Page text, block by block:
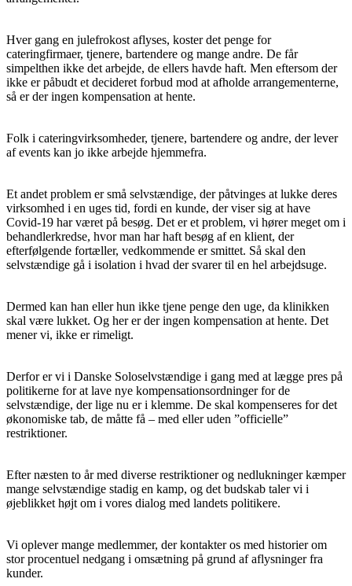
Hver gang en julefrokost aflyses, koster det penge for
cateringfirmaer, tjenere, bartendere og mange andre. De får
simpelthen ikke det arbejde, de ellers havde haft. Men eftersom der
ikke er påbudt et decideret forbud mod at afholde arrangementerne,
så er der ingen kompensation at hente.
Folk i cateringvirksomheder, tjenere, bartendere og andre, der lever
af events kan jo ikke arbejde hjemmefra.
Et andet problem er små selvstændige, der påtvinges at lukke deres
virksomhed i en uges tid, fordi en kunde, der viser sig at have
Covid-19 har været på besøg. Det er et problem, vi hører meget om i
behandlerkredse, hvor man har haft besøg af en klient, der
efterfølgende fortæller, vedkommende er smittet. Så skal den
selvstændige gå i isolation i hvad der svarer til en hel arbejdsuge.
Dermed kan han eller hun ikke tjene penge den uge, da klinikken
skal være lukket. Og her er der ingen kompensation at hente. Det
mener vi, ikke er rimeligt.
Derfor er vi i Danske Soloselvstændige i gang med at lægge pres på
politikerne for at lave nye kompensationsordninger for de
selvstændige, der lige nu er i klemme. De skal kompenseres for det
økonomiske tab, de måtte få – med eller uden ”officielle”
restriktioner.
Efter næsten to år med diverse restriktioner og nedlukninger kæmper
mange selvstændige stadig en kamp, og det budskab taler vi i
øjeblikket højt om i vores dialog med landets politikere.
Vi oplever mange medlemmer, der kontakter os med historier om
stor procentuel nedgang i omsætning på grund af aflysninger fra
kunder.